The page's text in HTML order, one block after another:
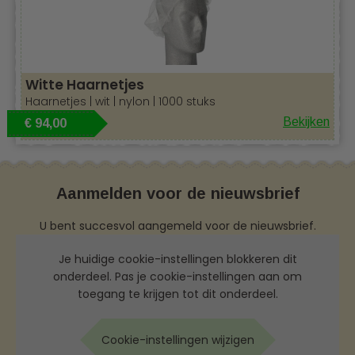
Witte Haarnetjes
Haarnetjes | wit | nylon | 1000 stuks
€ 94,00 Bekijken
Aanmelden voor de nieuwsbrief
U bent succesvol aangemeld voor de nieuwsbrief.
Je huidige cookie-instellingen blokkeren dit
onderdeel. Pas je cookie-instellingen aan om
toegang te krijgen tot dit onderdeel.
Cookie-instellingen wijzigen